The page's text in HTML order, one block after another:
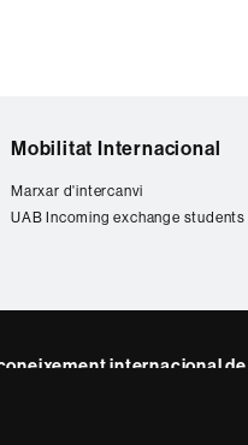
Mobilitat Internacional
Marxar d'intercanvi
UAB Incoming exchange students
internacional de